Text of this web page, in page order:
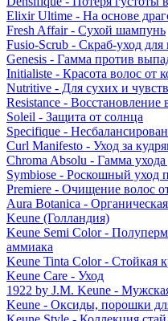
Elixir Ultime - На основе
Fresh Affair - Сухой шампунь
Fusio-Scrub - Скраб-уход
Genesis - Гамма против
Initialiste - Красота волос от
Nutritive - Для сухих и
Resistance - Восстановление
Soleil - Защита от солнца
Specifique -
Curl Manifesto - Уход за
Chroma Absolu - Гамма
Symbiose - Роскошный уход
Premiere - Очищение волос
Aura Botanica -
Keune (Голландия)
Keune Semi Color -
аммиака
Keune Tinta Color - Стойкая
Keune Care - Уход
1922 by J.M. Keune -
Keune - Оксиды, порошки